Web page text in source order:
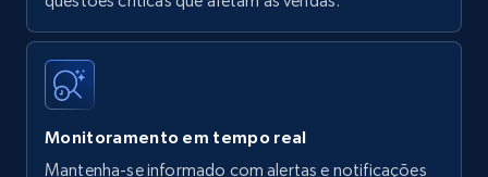
Title, Seller name, Brand, Description, Initial
price, Currency, Availability, Reviews count, and
35.2K+
Monitoramento em tempo real
Mantenha-se informado com alertas e notificações